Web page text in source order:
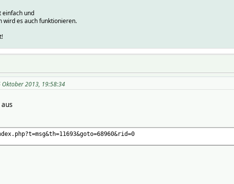
einfach und
wird es auch funktionieren.
2013, 19:58:34